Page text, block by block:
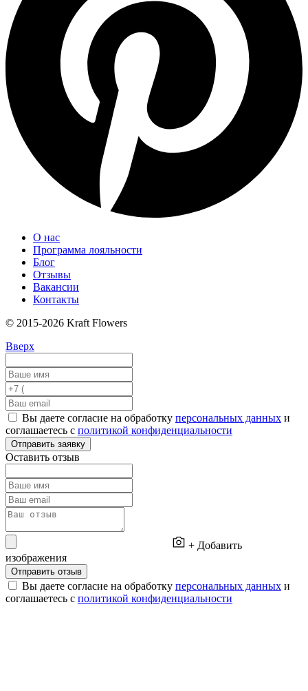
О нас
Программа лояльности
Блог
Отзывы
Вакансии
Контакты
© 2015-2026 Kraft Flowers
Вверх
Вы даете согласие на обработку персональных данных и
соглашаетесь с политикой конфиденциальности
Отправить заявку
Оставить отзыв
+ Добавить
изображения
Отправить отзыв
Вы даете согласие на обработку персональных данных и
соглашаетесь с политикой конфиденциальности